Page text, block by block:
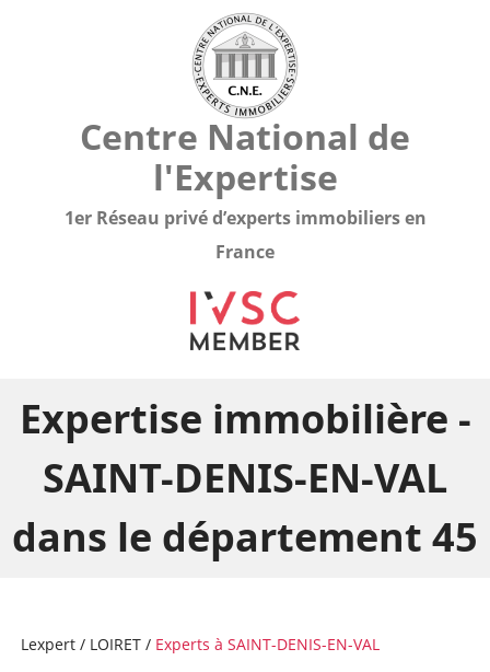
Centre National de
l'Expertise
1er Réseau privé d’experts immobiliers en
France
Expertise immobilière -
SAINT-DENIS-EN-VAL
dans le département 45
Lexpert/ LOIRET/ Experts à SAINT-DENIS-EN-VAL